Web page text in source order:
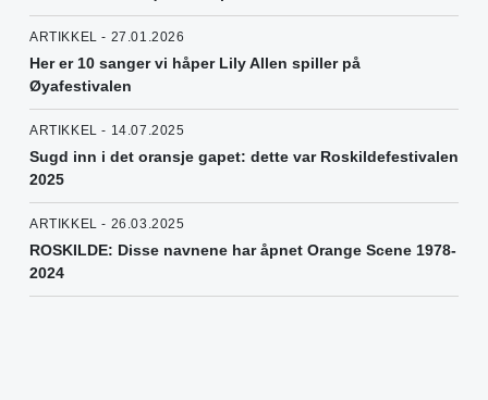
ARTIKKEL - 27.01.2026
Her er 10 sanger vi håper Lily Allen spiller på
Øyafestivalen
ARTIKKEL - 14.07.2025
Sugd inn i det oransje gapet: dette var Roskildefestivalen
2025
ARTIKKEL - 26.03.2025
ROSKILDE: Disse navnene har åpnet Orange Scene 1978-
2024